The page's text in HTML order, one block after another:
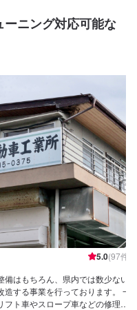
ニング対応可能な
5.0(97件)
はもちろん、県内では数少ない
する事業を行っております。 一
ト車やスロープ車などの修理も